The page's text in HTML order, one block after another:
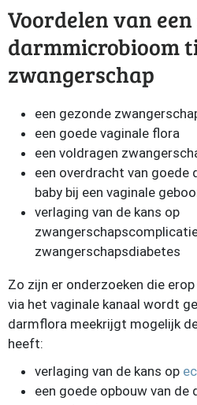
Voordelen van een
darmmicrobioom
zwangerschap
een gezonde
een goede vaginale flora
een voldragen
een overdracht van goede
baby bij een vaginale
verlaging van de kans op
zwangerschapsdiabetes
Zo zijn er onderzoeken die
via het vaginale kanaal wordt
darmflora meekrijgt mogelijk
heeft:
verlaging van de kans op
een goede opbouw van de